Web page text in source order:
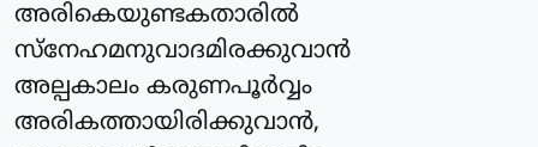
അരികെയുണ്ടകതാരിൽ
സ്നേഹമനുവാദമിരക്കുവാൻ
അല്പകാലം കരുണപൂർവ്വം
അരികത്തായിരിക്കുവാൻ,